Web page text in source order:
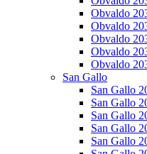
Obvaldo
Obvaldo
Obvaldo
Obvaldo
Obvaldo
San Gallo
San Gallo
San Gallo
San Gallo
San Gallo
San Gallo